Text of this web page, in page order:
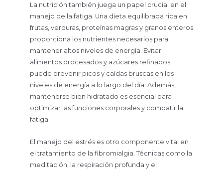
La nutrición también juega un papel crucial en el
manejo de la fatiga. Una dieta equilibrada rica en
frutas, verduras, proteínas magras y granos enteros
proporciona los nutrientes necesarios para
mantener altos niveles de energía. Evitar
alimentos procesados y azúcares refinados
puede prevenir picos y caídas bruscas en los
niveles de energía a lo largo del día. Además,
mantenerse bien hidratado es esencial para
optimizar las funciones corporales y combatir la
fatiga.
El manejo del estrés es otro componente vital en
el tratamiento de la fibromialgia. Técnicas como la
meditación, la respiración profunda y el